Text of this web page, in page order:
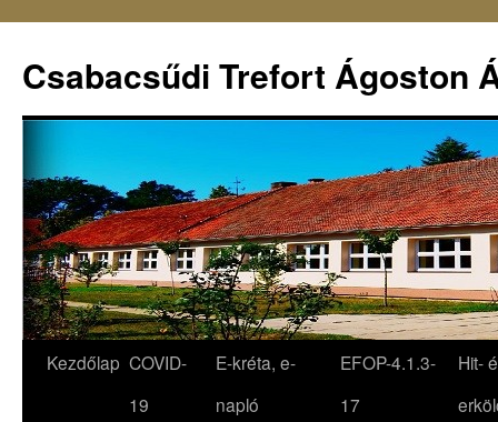
Csabacsűdi Trefort Ágoston
Kezdőlap COVID-
19
E-kréta, e-
napló
EFOP-4.1.3-
17
Hit-